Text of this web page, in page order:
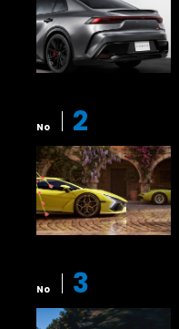
No 2
No 3